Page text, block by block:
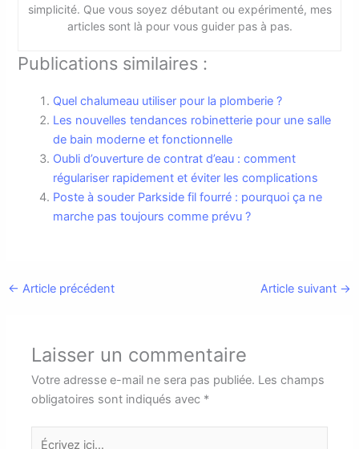
simplicité. Que vous soyez débutant ou expérimenté, mes
articles sont là pour vous guider pas à pas.
Publications similaires :
Quel chalumeau utiliser pour la plomberie ?
Les nouvelles tendances robinetterie pour une salle
de bain moderne et fonctionnelle
Oubli d’ouverture de contrat d’eau : comment
régulariser rapidement et éviter les complications
Poste à souder Parkside fil fourré : pourquoi ça ne
marche pas toujours comme prévu ?
← Article précédent Article suivant →
Laisser un commentaire
Votre adresse e-mail ne sera pas publiée. Les champs
obligatoires sont indiqués avec *
Écrivez